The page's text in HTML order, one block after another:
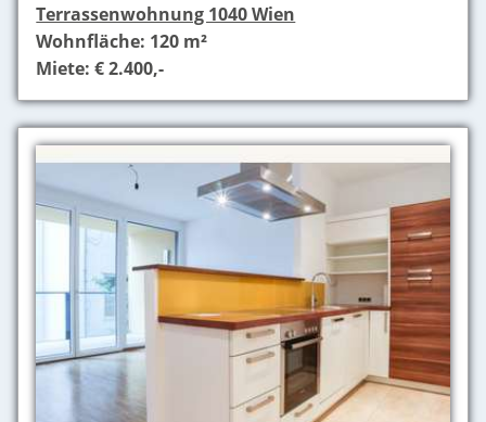
Terrassenwohnung 1040 Wien
Wohnfläche: 120 m²
Miete: € 2.400,-